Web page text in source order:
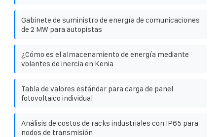
Gabinete de suministro de energía de comunicaciones
de 2 MW para autopistas
¿Cómo es el almacenamiento de energía mediante
volantes de inercia en Kenia
Tabla de valores estándar ​​para carga de panel
fotovoltaico individual
Análisis de costos de racks industriales con IP65 para
nodos de transmisión